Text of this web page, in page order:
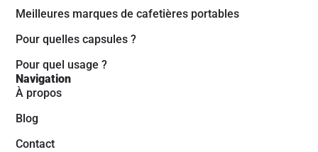
Meilleures marques de cafetières portables
Pour quelles capsules ?
Pour quel usage ?
Navigation
À propos
Blog
Contact